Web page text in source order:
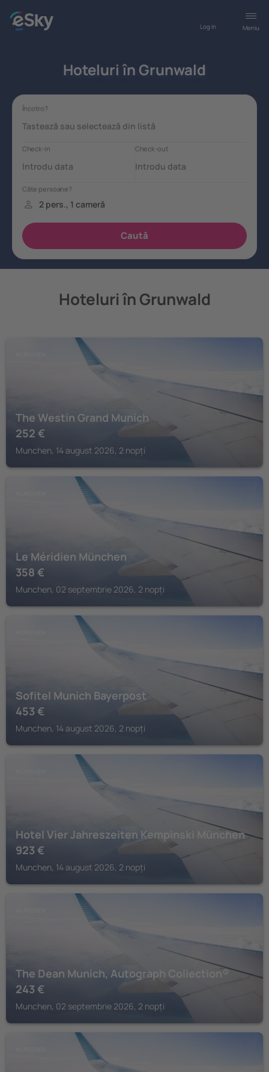
Meniu
Log in
Hoteluri în Grunwald
Hoteluri în Grunwald
The Westin Grand Munich
252 €
Munchen, 14 august 2026, 2 nopți
Le Méridien München
358 €
Munchen, 02 septembrie 2026, 2 nopți
Sofitel Munich Bayerpost
453 €
Munchen, 14 august 2026, 2 nopți
Hotel Vier Jahreszeiten Kempinski München
923 €
Munchen, 14 august 2026, 2 nopți
The Dean Munich, Autograph Collection®
243 €
Munchen, 02 septembrie 2026, 2 nopți